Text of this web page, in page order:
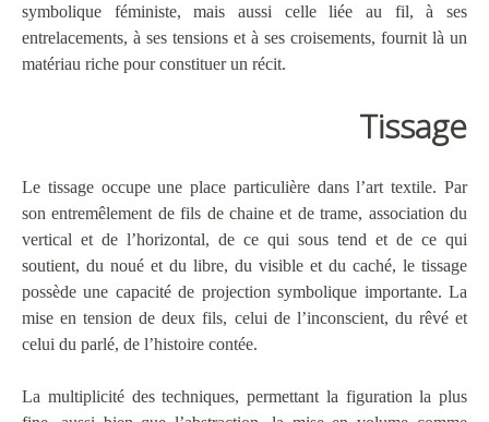
symbolique féministe, mais aussi celle liée au fil, à ses
entrelacements, à ses tensions et à ses croisements, fournit là un
matériau riche pour constituer un récit.
Tissage
Le tissage occupe une place particulière dans l’art textile. Par
son entremêlement de fils de chaine et de trame, association du
vertical et de l’horizontal, de ce qui sous tend et de ce qui
soutient, du noué et du libre, du visible et du caché, le tissage
possède une capacité de projection symbolique importante. La
mise en tension de deux fils, celui de l’inconscient, du rêvé et
celui du parlé, de l’histoire contée.
La multiplicité des techniques, permettant la figuration la plus